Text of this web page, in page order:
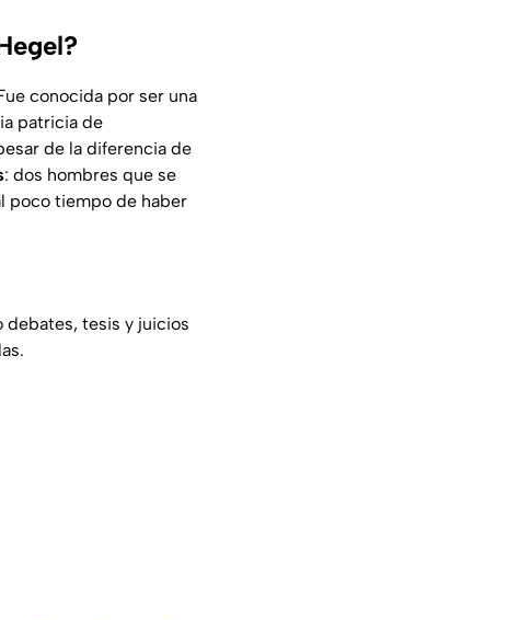
conocida por ser una
patricia de
de la diferencia de
: dos hombres que se
poco tiempo de haber
debates, tesis y juicios